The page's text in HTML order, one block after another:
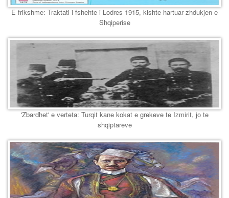
E frikshme: Traktati i fshehte i Lodres 1915, kishte hartuar zhdukjen e
Shqiperise
'Zbardhet' e verteta: Turqit kane kokat e grekeve te Izmirit, jo te
shqiptareve